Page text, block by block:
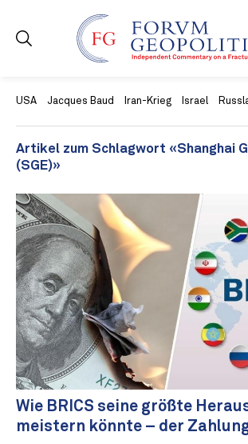
USA Jacques Baud Iran-Krieg Israel
Artikel zum Schlagwort «Shanghai
(SGE)»
Wie BRICS seine größte
meistern könnte – der